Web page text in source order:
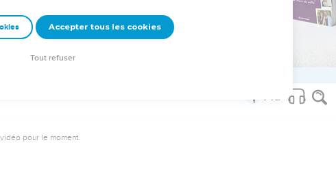
Pour vous procurer une Bible imprimée, rendez-vous sur www.editionsbiblio.fr
pour le moment.
Accepter tous les cookies
Tout refuser